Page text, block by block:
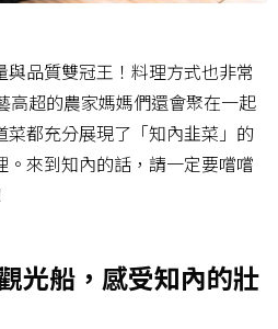
與品質雙冠王！料理方式也非常
高超的農家媽媽們還會聚在一起
都充分展現了「知內韭菜」的
來到知內的話，請一定要嚐嚐
光船，感受知內的壯